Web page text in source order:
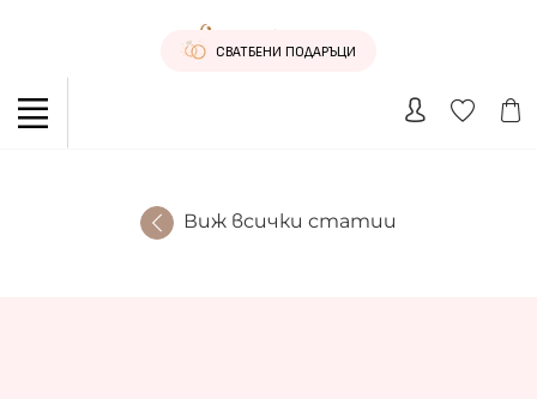
СВАТБЕНИ ПОДАРЪЦИ
Виж всички статии